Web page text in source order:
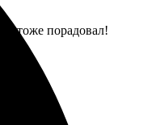
тоже порадовал!